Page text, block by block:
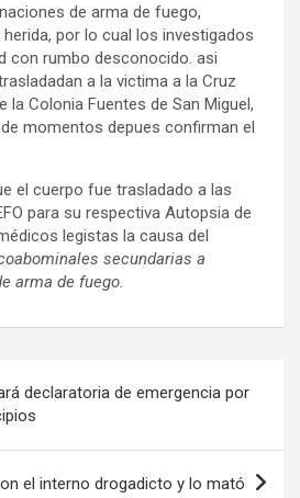
de arma de fuego,
por lo cual los investigados
con rumbo desconocido. asi
a la victima a la Cruz
la Colonia Fuentes de San Miguel,
momentos depues confirman el
el cuerpo fue trasladado a las
para su respectiva Autopsia de
legistas la causa del
secundarias a
arma de fuego.
declaratoria de emergencia por
el interno drogadicto y lo mató